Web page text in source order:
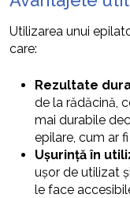
Utilizarea unui
care:
Rezultate
de la rădăcină,
mai durabile
epilare, cum ar
Ușurință în
ușor de utilizat
le face